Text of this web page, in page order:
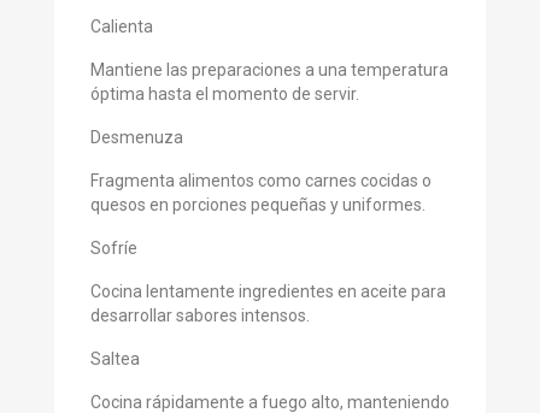
Calienta
Mantiene las preparaciones a una temperatura
óptima hasta el momento de servir.
Desmenuza
Fragmenta alimentos como carnes cocidas o
quesos en porciones pequeñas y uniformes.
Sofríe
Cocina lentamente ingredientes en aceite para
desarrollar sabores intensos.
Saltea
Cocina rápidamente a fuego alto, manteniendo